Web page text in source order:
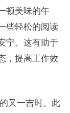
顿美味的午
些轻松的阅读
宁。这有助于
，提高工作效
又一吉时。此